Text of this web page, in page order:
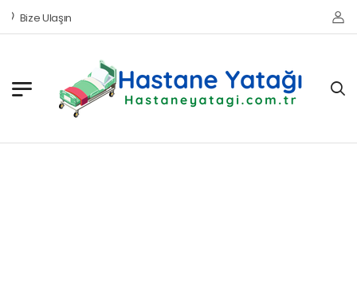
Bize Ulaşın